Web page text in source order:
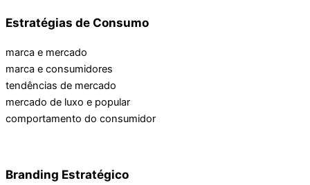
Estratégias de Consumo
marca e mercado
marca e consumidores
tendências de mercado
mercado de luxo e popular
comportamento do consumidor
Branding Estratégico